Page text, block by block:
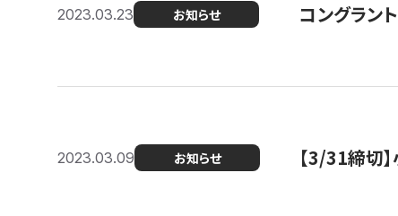
2023.03.23 お知らせ コングラン
2023.03.09 お知らせ 【3/31締切